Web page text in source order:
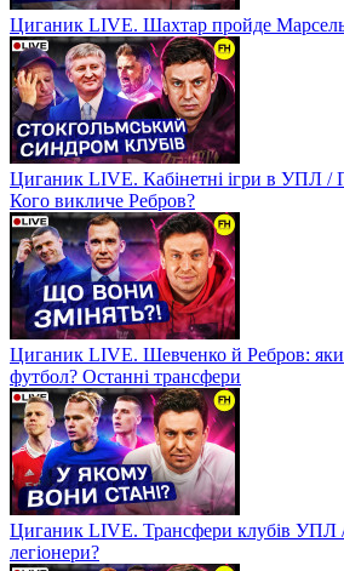
Циганик LIVE. Шахтар пройде
Циганик LIVE. Кабінетні ігри в УПЛ /
Кого викличе Ребров?
Циганик LIVE. Шевченко й Ребров:
футбол? Останні трансфери
Циганик LIVE. Трансфери клубів УПЛ /
легіонери?